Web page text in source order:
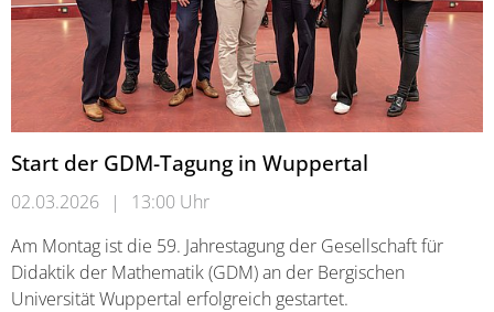
Start der GDM-Tagung in Wuppertal
02.03.2026 |
13:00 Uhr
Am Montag ist die 59. Jahrestagung der Gesellschaft für
Didaktik der Mathematik (GDM) an der Bergischen
Universität Wuppertal erfolgreich gestartet.